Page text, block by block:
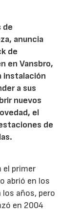
de
anuncia
de
en Vansbro,
instalación
a sus
nuevos
el
de
el primer
abrió en los
años, pero
en 2004